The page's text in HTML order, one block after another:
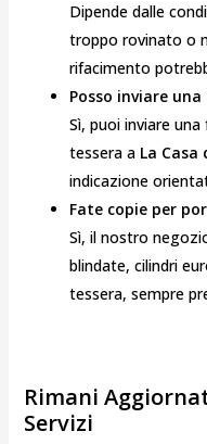
Dipende dalle
troppo rovinato o
rifacimento
Posso inviare
Sì, puoi inviare
tessera a La Casa
indicazione
Fate copie per
Sì, il nostro
blindate, cilindri
tessera, sempre
Rimani
Servizi